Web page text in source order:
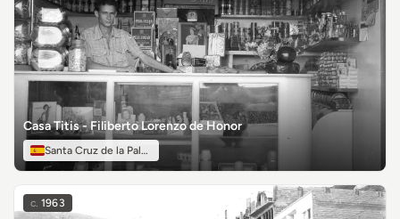
Casa Titis - Filiberto Lorenzo de Honor
Santa Cruz de la Palma
c. 1963